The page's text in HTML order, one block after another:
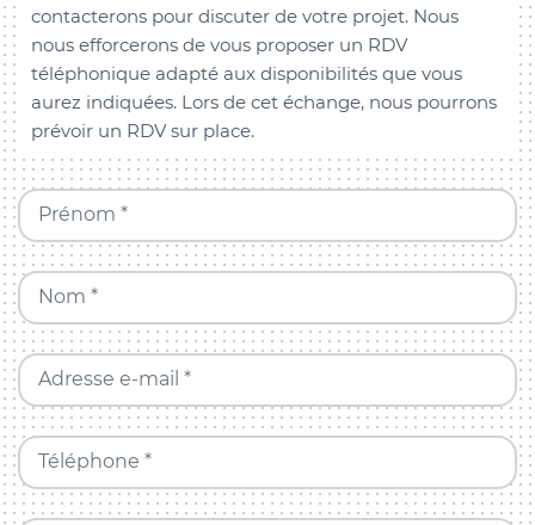
contacterons pour discuter de votre projet. Nous
nous efforcerons de vous proposer un RDV
téléphonique adapté aux disponibilités que vous
aurez indiquées. Lors de cet échange, nous pourrons
prévoir un RDV sur place.
Prénom *
Nom *
Adresse e-mail *
Téléphone *